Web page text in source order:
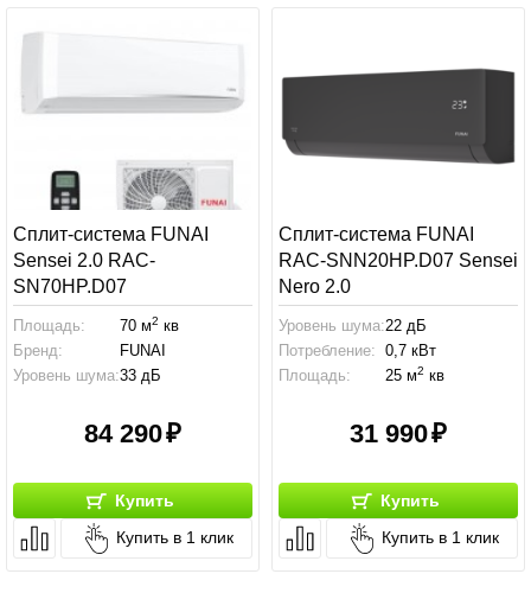
Сплит-система FUNAI
Sensei 2.0 RAC-
SN70HP.D07
Площадь: 70 м2 кв
Бренд:
FUNAI
Уровень шума:33 дБ
84 290
Купить
Купить в 1 клик
Сплит-система FUNAI
RAC-SNN20HP.D07 Sensei
Nero 2.0
Уровень шума:22 дБ
Потребление: 0,7 кВт
Площадь:
25 м2 кв
31 990
Купить
Купить в 1 клик